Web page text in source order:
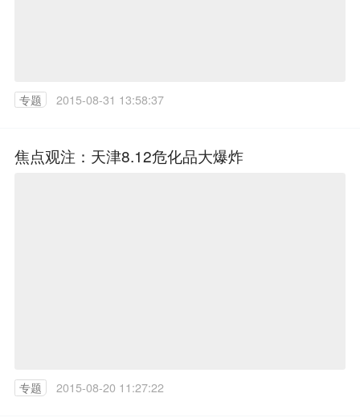
专题 2015-08-31 13:58:37
焦点观注：天津8.12危化品大爆炸
专题 2015-08-20 11:27:22